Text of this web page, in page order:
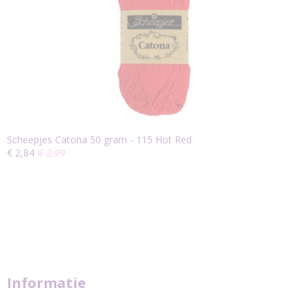
Scheepjes Catona 50 gram - 115 Hot Red
€ 2,84 € 2,99
Informatie